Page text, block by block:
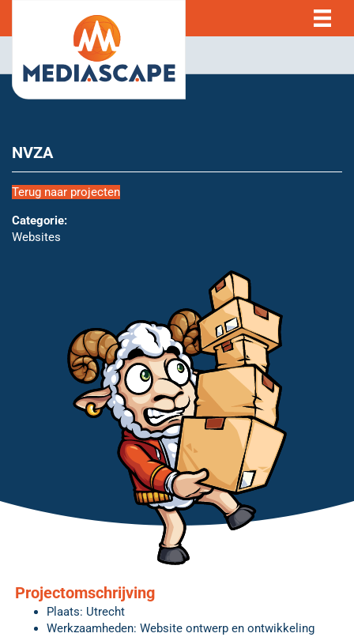
NVZA
Terug naar projecten
Categorie:
Websites
Projectomschrijving
Plaats: Utrecht
Werkzaamheden: Website ontwerp en ontwikkeling